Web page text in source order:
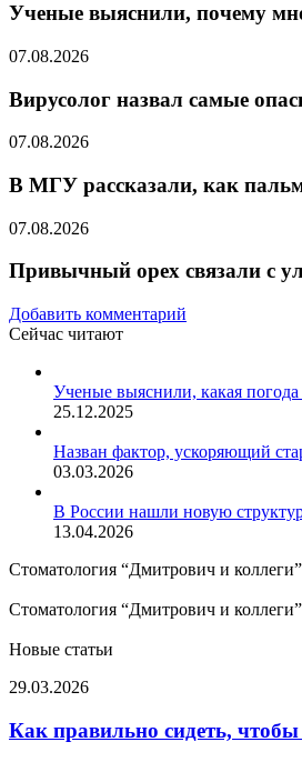
Ученые выяснили, почему
07.08.2026
Вирусолог назвал самые
07.08.2026
В МГУ рассказали, как
07.08.2026
Привычный орех связали с
Добавить комментарий
Сейчас читают
Ученые выяснили, какая
25.12.2025
Назван фактор, ускоряющий
03.03.2026
В России нашли новую
13.04.2026
Стоматология “Дмитрович и коллеги”
Стоматология “Дмитрович и коллеги”
Новые статьи
Как
сидеть,
чтобы
29.03.2026
Как правильно сидеть, чтобы